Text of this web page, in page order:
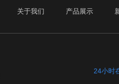
关于我们 产品展示
24小时